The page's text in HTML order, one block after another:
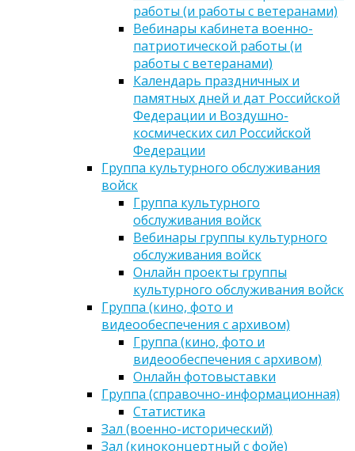
работы (и работы с ветеранами)
Вебинары кабинета военно-
патриотической работы (и
работы с ветеранами)
Календарь праздничных и
памятных дней и дат Российской
Федерации и Воздушно-
космических сил Российской
Федерации
Группа культурного обслуживания
войск
Группа культурного
обслуживания войск
Вебинары группы культурного
обслуживания войск
Онлайн проекты группы
культурного обслуживания войск
Группа (кино, фото и
видеообеспечения с архивом)
Группа (кино, фото и
видеообеспечения с архивом)
Онлайн фотовыставки
Группа (справочно-информационная)
Статистика
Зал (военно-исторический)
Зал (киноконцертный с фойе)